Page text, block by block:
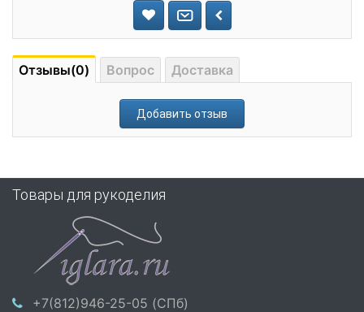
Отзывы(0) Вопрос Доставка
Добавить отзыв
Товары для рукоделия
+7(812)946-25-05 (СПб)